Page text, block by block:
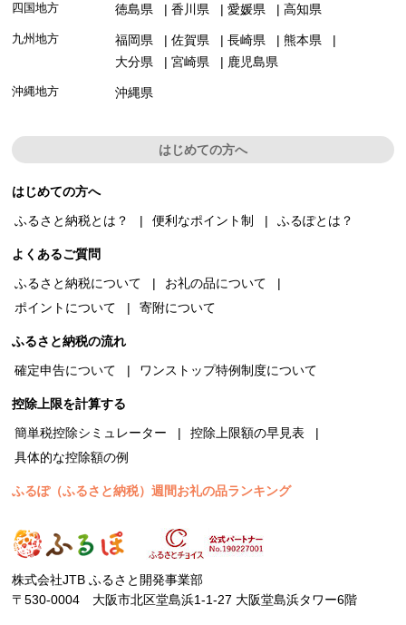
四国地方 徳島県 香川県 愛媛県 高知県
九州地方 福岡県 佐賀県 長崎県
熊本県
大分県
宮崎県 鹿児島県
沖縄地方 沖縄県
はじめての方へ
はじめての方へ
ふるさと納税とは？
便利なポイント制 ふるぽとは？
よくあるご質問
ふるさと納税について
お礼の品について
ポイントについて
寄附について
ふるさと納税の流れ
確定申告について
ワンストップ特例制度について
控除上限を計算する
簡単税控除シミュレーター
控除上限額の早見表
具体的な控除額の例
ふるぽ（ふるさと納税）週間お礼の品ランキング
株式会社JTB ふるさと開発事業部
〒530-0004 大阪市北区堂島浜1-1-27 大阪堂島浜タワー6階